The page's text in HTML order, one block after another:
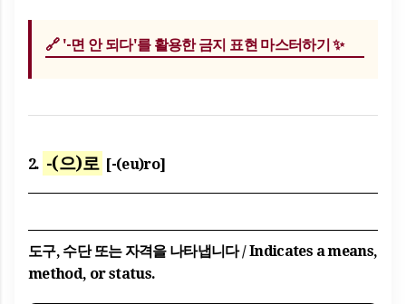
🔗'-면 안 되다'를 활용한 금지 표현 마스터하기 ✨
2. -(으)로 [-(eu)ro]
도구, 수단 또는 자격을 나타냅니다 / Indicates a means,
method, or status.